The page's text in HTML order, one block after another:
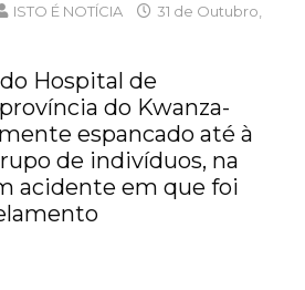
ISTO É NOTÍCIA
31 de Outubro,
Hospital de
do Kwanza-
espancado até à
de indivíduos, na
acidente em que foi